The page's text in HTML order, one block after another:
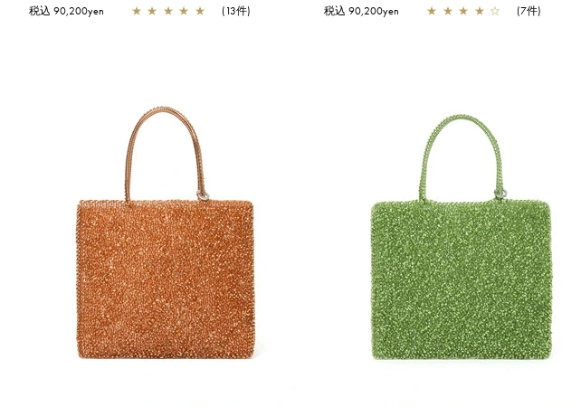
税込 90,200yen ★ ★ ★ ★ ★ (13件) 税込 90,200yen ★ ★ ★ ★ ☆ (7件)